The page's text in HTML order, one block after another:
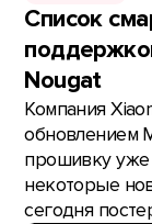
Список
Nougat
Компания
обновлением
прошивку уже
некоторые
сегодня